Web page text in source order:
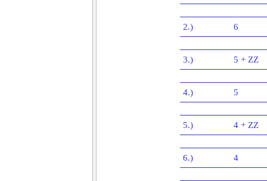
2.) 6
3.) 5 + ZZ
4.) 5
5.) 4 + ZZ
6.) 4